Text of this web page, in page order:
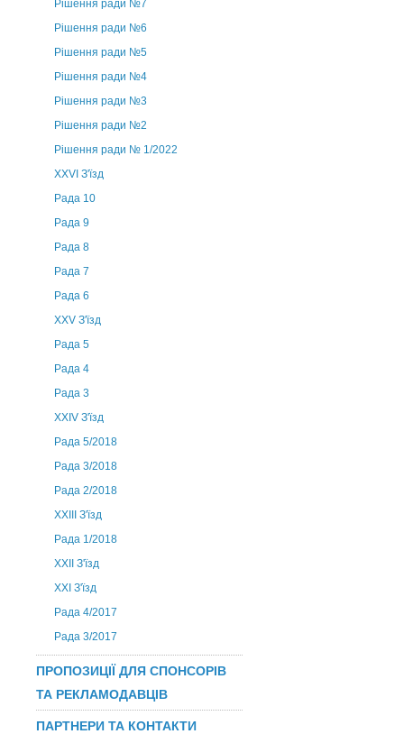
Рішення ради №7
Рішення ради №6
Рішення ради №5
Рішення ради №4
Рішення ради №3
Рішення ради №2
Рішення ради № 1/2022
XXVI З'їзд
Рада 10
Рада 9
Рада 8
Рада 7
Рада 6
XXV З'їзд
Рада 5
Рада 4
Рада 3
ХХIV З'їзд
Рада 5/2018
Рада 3/2018
Рада 2/2018
XXIII З'їзд
Рада 1/2018
ХХІІ З'їзд
XXI З'їзд
Рада 4/2017
Рада 3/2017
ПРОПОЗИЦІЇ ДЛЯ СПОНСОРІВ
ТА РЕКЛАМОДАВЦІВ
ПАРТНЕРИ ТА КОНТАКТИ